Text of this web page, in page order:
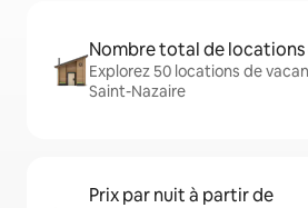
Nombre total de locations
Explorez 50 locations de
Saint-Nazaire
Prix par nuit à partir de